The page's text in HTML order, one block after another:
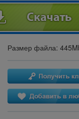
Размер файла: